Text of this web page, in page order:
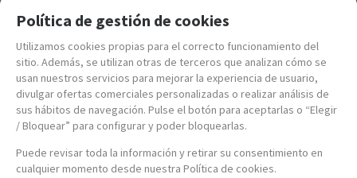
Política de gestión de cookies
Utilizamos cookies propias para el correcto funcionamiento del
sitio. Además, se utilizan otras de terceros que analizan cómo se
usan nuestros servicios para mejorar la experiencia de usuario,
divulgar ofertas comerciales personalizadas o realizar análisis de
sus hábitos de navegación. Pulse el botón para aceptarlas o “Elegir
/ Bloquear” para configurar y poder bloquearlas.
Puede revisar toda la información y retirar su consentimiento en
cualquier momento desde nuestra Política de cookies.